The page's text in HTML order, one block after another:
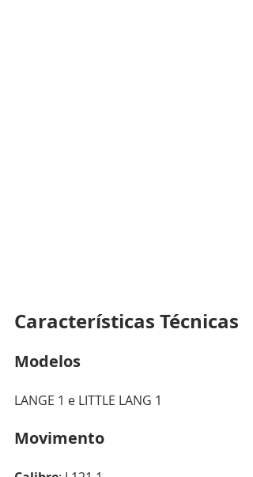
Características Técnicas
Modelos
LANGE 1 e LITTLE LANG 1
Movimento